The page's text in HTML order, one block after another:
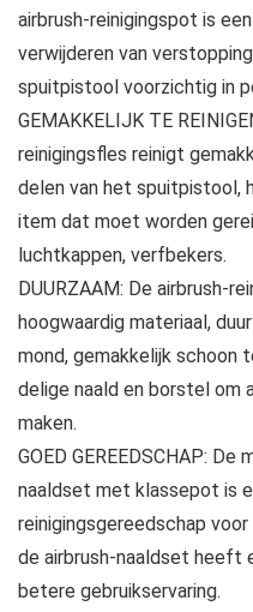
airbrush-reinigingspot is
verwijderen van
spuitpistool voorzichtig in
GEMAKKELIJK TE
reinigingsfles reinigt
delen van het spuitpistool,
item dat moet worden
luchtkappen, verfbekers.
DUURZAAM: De airbrush-
hoogwaardig materiaal,
mond, gemakkelijk schoon
delige naald en borstel om
maken.
GOED GEREEDSCHAP:
naaldset met klassepot is
reinigingsgereedschap
de airbrush-naaldset heeft
betere gebruikservaring.